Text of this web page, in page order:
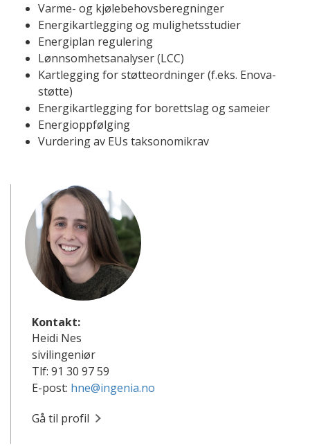
Varme- og kjølebehovsberegninger
Energikartlegging og mulighetsstudier
Energiplan regulering
Lønnsomhetsanalyser (LCC)
Kartlegging for støtteordninger (f.eks. Enova-
støtte)
Energikartlegging for borettslag og sameier
Energioppfølging
Vurdering av EUs taksonomikrav
Kontakt:
Heidi Nes
sivilingeniør
Tlf: 91 30 97 59
E-post: hne@ingenia.no
Gå til profil